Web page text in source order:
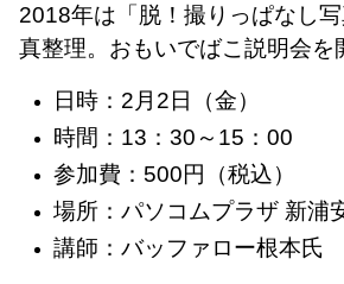
2018年は「脱！撮りっぱなし
真整理。おもいでばこ説明会を
日時：2月2日（金）
時間：13：30～15：00
参加費：500円（税込）
場所：パソコムプラザ 新浦
講師：バッファロー根本氏